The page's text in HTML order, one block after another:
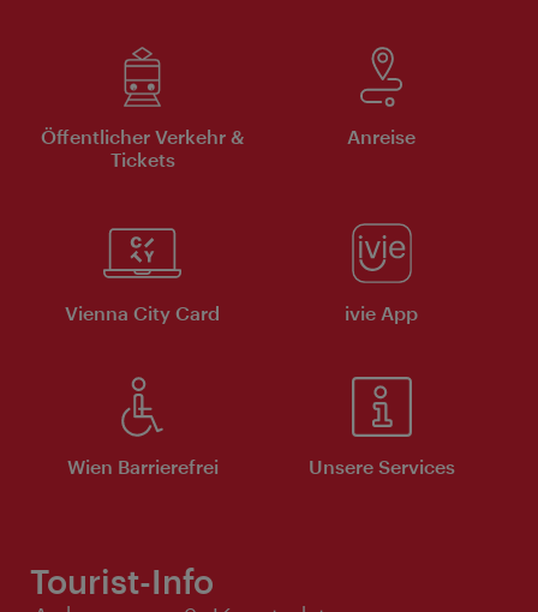
Öffentlicher Verkehr &
Tickets
Anreise
Vienna City Card ivie App
Wien Barrierefrei Unsere Services
Tourist-Info